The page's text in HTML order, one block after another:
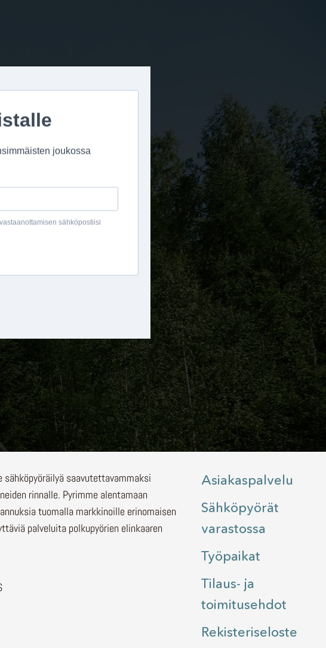
saavutettavammaksi
rinnalle. Pyrimme alentamaan
tuomalla markkinoille erinomaisen
palveluita polkupyörien elinkaaren
Asiakaspalvelu
Sähköpyörät
varastossa
Työpaikat
Tilaus- ja
toimitusehdot
Rekisteriseloste